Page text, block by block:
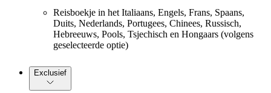
Reisboekje in het Italiaans, Engels, Frans, Spaans,
Duits, Nederlands, Portugees, Chinees, Russisch,
Hebreeuws, Pools, Tsjechisch en Hongaars (volgens
geselecteerde optie)
Exclusief